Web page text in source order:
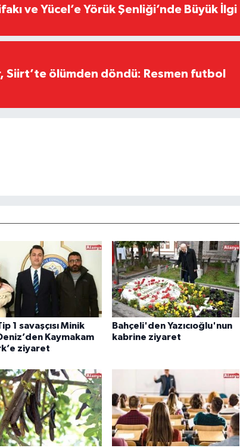
ve Yücel’e Yörük Şenliği’nde Büyük İlgi
Siirt’te ölümden döndü: Resmen futbol
1 savaşçısı Minik
Kaymakam
ziyaret
Bahçeli'den Yazıcıoğlu'nun
kabrine ziyaret